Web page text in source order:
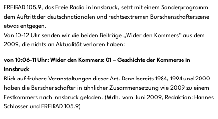
FREIRAD 105.9, das Freie Radio in Innsbruck, setzt mit einem Sonderprogramm
dem Auftritt der deutschnationalen und rechtsextremen Burschenschafterszene
etwas entgegen.
Von 10-12 Uhr senden wir die beiden Beiträge „Wider den Kommers“ aus dem
2009, die nichts an Aktualität verloren haben:
von 10:06-11 Uhr: Wider den Kommers: 01 – Geschichte der Kommerse in
Innsbruck
Blick auf frühere Veranstaltungen dieser Art. Denn bereits 1984, 1994 und 2000
haben die Burschenschafter in ähnlicher Zusammensetzung wie 2009 zu einem
Festkommers nach Innsbruck geladen. (Wdh. vom Juni 2009, Redaktion: Hannes
Schlosser und FREIRAD 105.9)